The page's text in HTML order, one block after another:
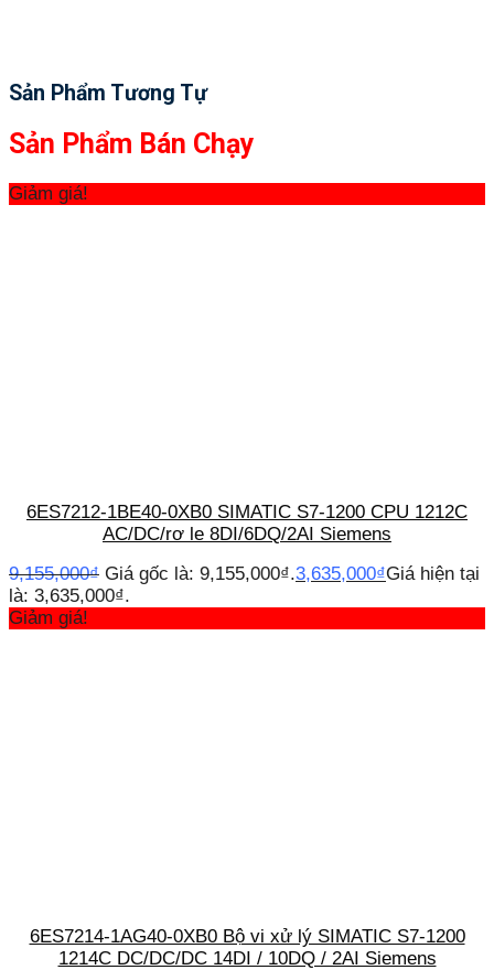
Sản Phẩm Tương Tự
Sản Phẩm Bán Chạy
Giảm giá!
6ES7212-1BE40-0XB0 SIMATIC S7-1200 CPU 1212C
AC/DC/rơ le 8DI/6DQ/2AI Siemens
9,155,000₫ Giá gốc là: 9,155,000₫.3,635,000₫Giá hiện tại
là: 3,635,000₫.
Giảm giá!
6ES7214-1AG40-0XB0 Bộ vi xử lý SIMATIC S7-1200
1214C DC/DC/DC 14DI / 10DQ / 2AI Siemens